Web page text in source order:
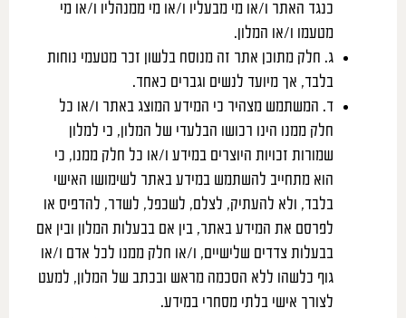
כנגד האתר ו/או מי מבעליו ו/או מי ממנהליו ו/או מי
מטעמו ו/או המלון.
ג. חלק מתוכן אתר זה מנוסח בלשון זכר מטעמי נוחות
בלבד, אך מיועד לנשים וגברים כאחד.
ד. המשתמש מצהיר כי המידע המוצג באתר ו/או כל
חלק ממנו הינו רכושו הבלעדי של המלון, כי למלון
שמורות זכויות היוצרים במידע ו/או כל חלק ממנו, כי
הוא מתחייב להשתמש במידע באתר לשימושו האישי
בלבד, ולא להעתיק, לצלם, לשכפל, לשדר, להדפיס או
לפרסם את המידע באתר, בין אם בבעלות המלון ובין אם
בבעלות צדדים שלישיים, ו/או חלק ממנו לכל אדם ו/או
גוף כלשהו ללא הסכמה מראש ובכתב של המלון, למעט
לצורך אישי בלתי מסחרי במידע.